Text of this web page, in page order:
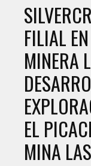
FILIAL
MINERA
EL
MINA